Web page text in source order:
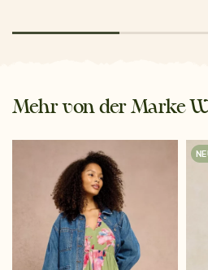
Mehr von der Marke